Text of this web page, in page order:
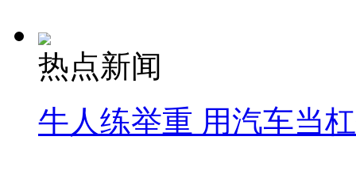
热点新闻
牛人练举重 用汽车当